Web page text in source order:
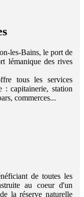
les-Bains, le port de
lémanique des rives
tous les services
: capitainerie, station
commerces...
de toutes les
au coeur d'un
la réserve naturelle